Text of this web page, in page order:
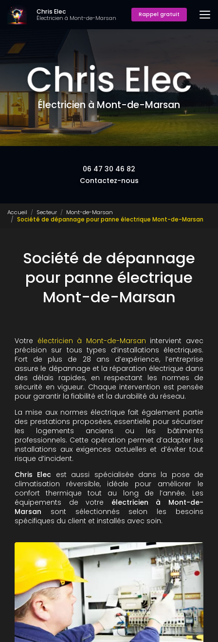
Aller
au
contenu
Chris Elec
Électricien à Mont-de-Marsan Rappel gratuit
Électricien à Mont-de-Marsan
06 47 30 46 82
Contactez-nous
Accueil Secteur
Mont-de-Marsan
Société de dépannage pour panne électrique Mont-de-Marsan
Société de dépannage
pour panne électrique
Mont-de-Marsan
Votre électricien à Mont-de-Marsan intervient avec
précision sur tous types d’installations électriques.
Fort de plus de 28 ans d’expérience, l’entreprise
assure le dépannage et la réparation électrique dans
des délais rapides, en respectant les normes de
sécurité en vigueur. Chaque intervention est pensée
pour garantir la fiabilité et la durabilité du réseau.
La mise aux normes électrique fait également partie
des prestations proposées, essentielle pour sécuriser
les logements anciens ou les bâtiments
professionnels. Cette opération permet d’adapter les
installations aux exigences actuelles et d’éviter tout
risque d’incident.
Chris Elec est aussi spécialisée dans la pose de
climatisation réversible, idéale pour améliorer le
confort thermique tout au long de l’année. Les
équipements de votre électricien à Mont-de-
Marsan sont sélectionnés selon les besoins
spécifiques du client et installés avec soin.